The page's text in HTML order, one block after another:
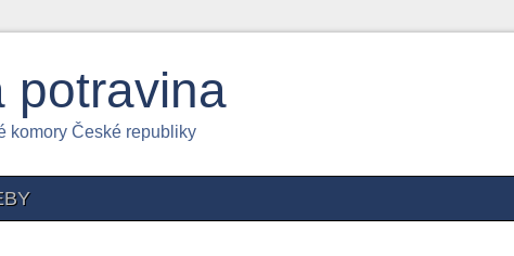
potravina
komory České republiky